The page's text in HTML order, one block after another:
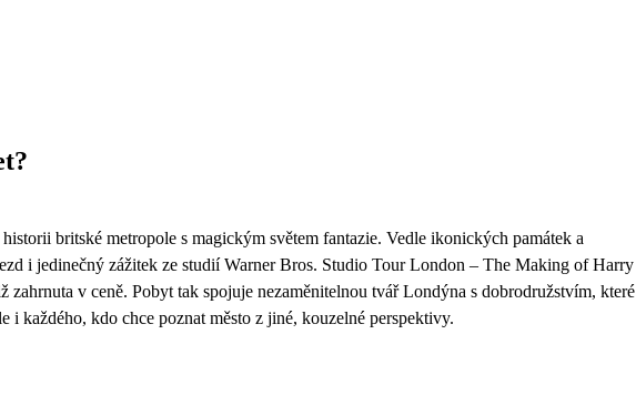
britské metropole s magickým světem fantazie. Vedle ikonických památek a
i jedinečný zážitek ze studií Warner Bros. Studio Tour London – The Making of Harry
zahrnuta v ceně. Pobyt tak spojuje nezaměnitelnou tvář Londýna s dobrodružstvím, které
každého, kdo chce poznat město z jiné, kouzelné perspektivy.